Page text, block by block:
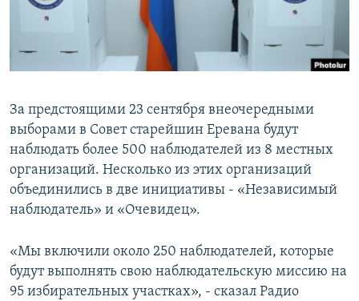
English
За предстоящими 23 сентября внеочередными
выборами в Совет старейшин Еревана будут
наблюдать более 500 наблюдателей из 8 местных
организаций. Несколько из этих организаций
объединились в две инициативы - «Независимый
наблюдатель» и «Очевидец».
«Мы включили около 250 наблюдателей, которые
будут выполнять свою наблюдательскую миссию на
95 избирательных участках», - сказал Радио